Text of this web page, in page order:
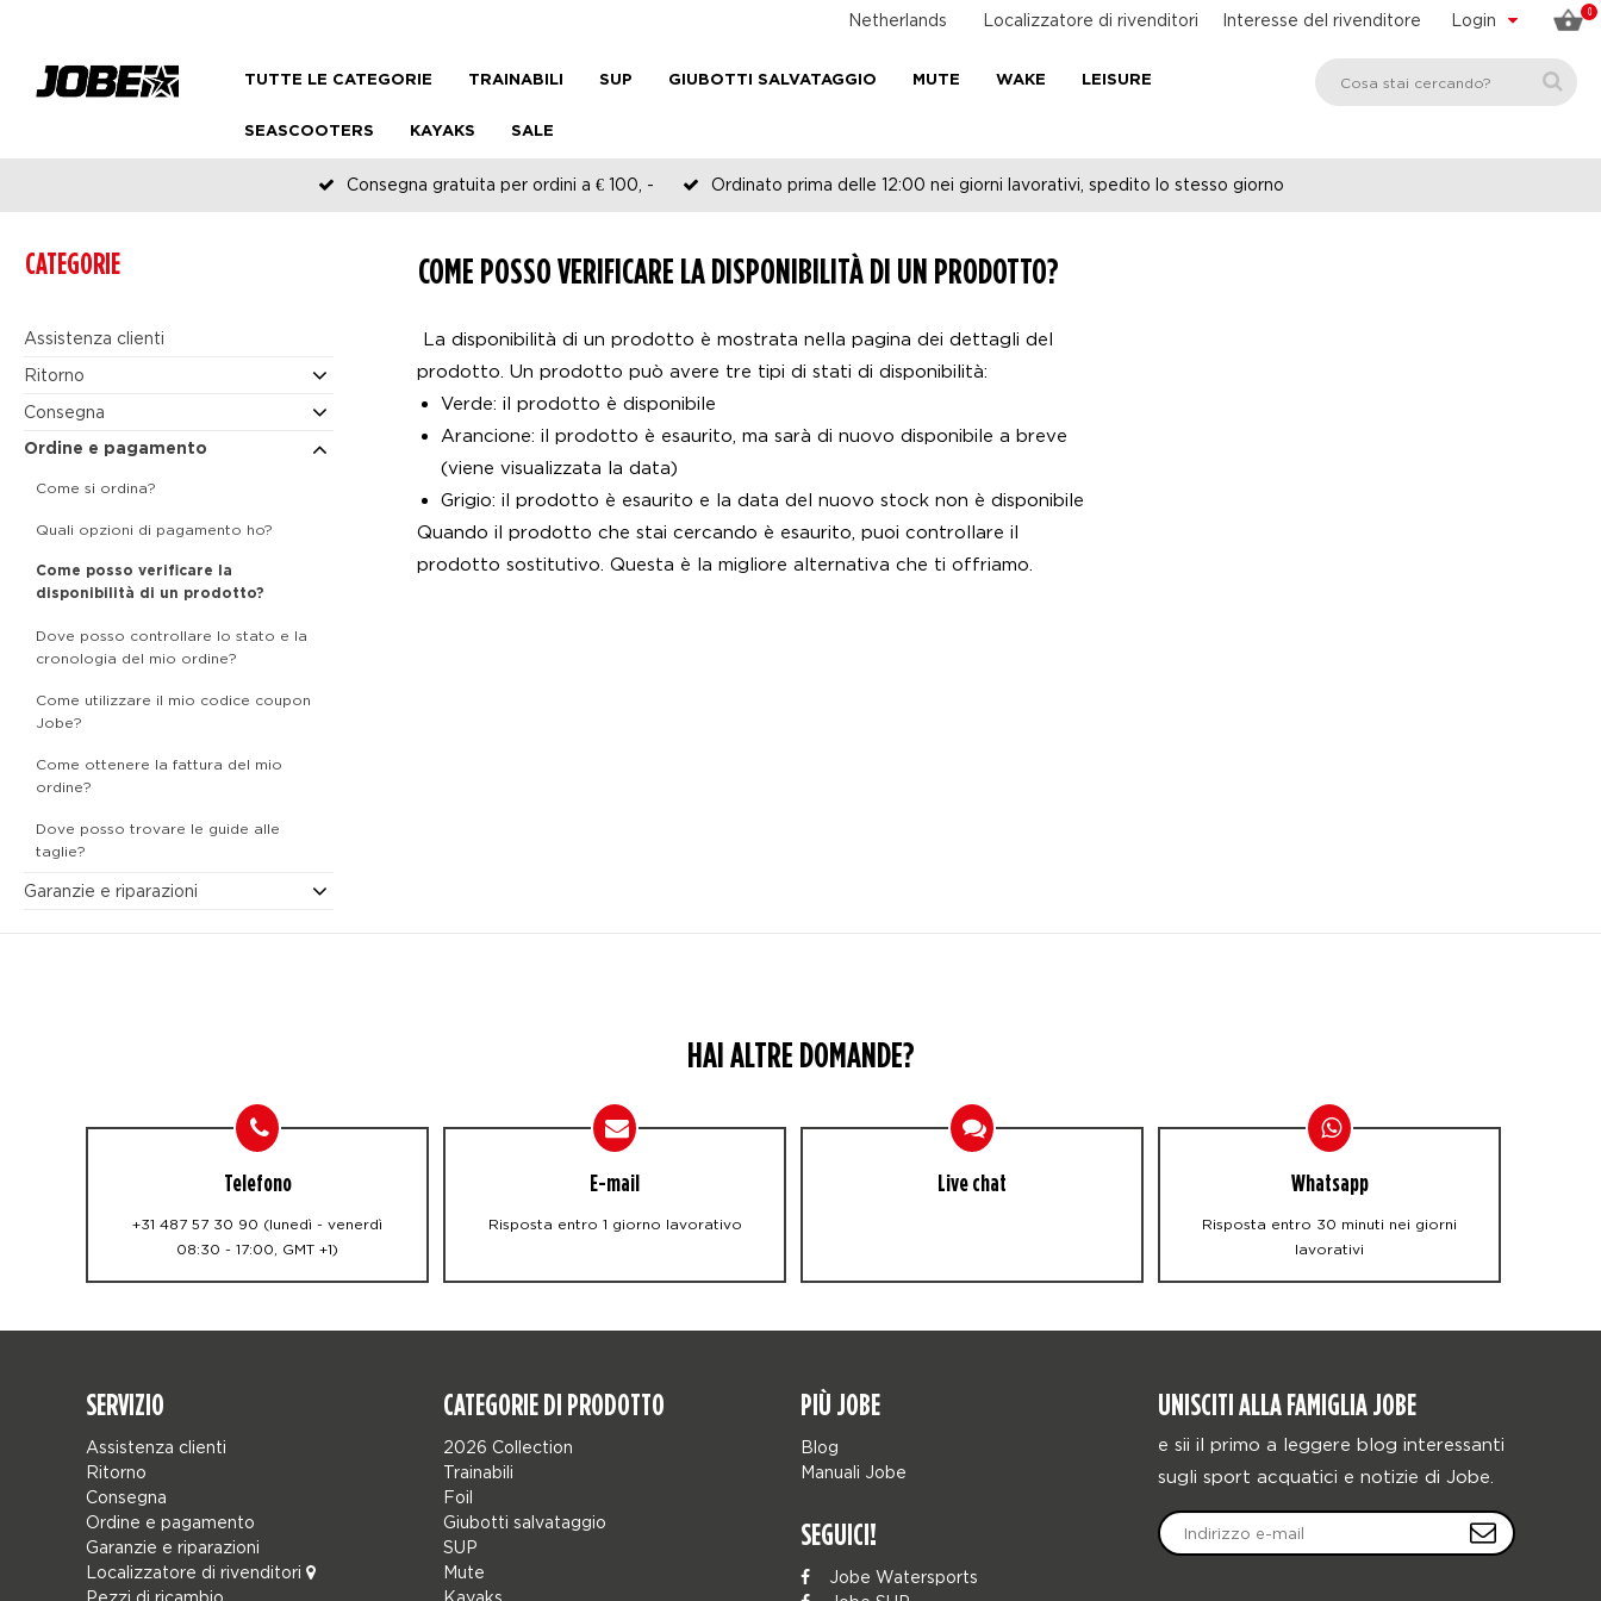
0
Login
Interesse del rivenditore
Localizzatore di rivenditori
Netherlands
TUTTE LE CATEGORIE TRAINABILI SUP GIUBOTTI SALVATAGGIO MUTE WAKE LEISURE
SEASCOOTERS KAYAKS SALE
Consegna gratuita per ordini a € 100, - Ordinato prima delle 12:00 nei giorni lavorativi, spedito lo stesso giorno
CATEGORIE
Assistenza clienti
Ritorno
Consegna
Ordine e pagamento
Come si ordina?
Quali opzioni di pagamento ho?
Come posso verificare la
disponibilità di un prodotto?
Dove posso controllare lo stato e la
cronologia del mio ordine?
Come utilizzare il mio codice coupon
Jobe?
Come ottenere la fattura del mio
ordine?
Dove posso trovare le guide alle
taglie?
Garanzie e riparazioni
COME POSSO VERIFICARE LA DISPONIBILITÀ DI UN PRODOTTO?
La disponibilità di un prodotto è mostrata nella pagina dei dettagli del
prodotto. Un prodotto può avere tre tipi di stati di disponibilità:
Verde: il prodotto è disponibile
Arancione: il prodotto è esaurito, ma sarà di nuovo disponibile a breve
(viene visualizzata la data)
Grigio: il prodotto è esaurito e la data del nuovo stock non è disponibile
Quando il prodotto che stai cercando è esaurito, puoi controllare il
prodotto sostitutivo. Questa è la migliore alternativa che ti offriamo.
HAI ALTRE DOMANDE?
Telefono
+31 487 57 30 90 (lunedì - venerdì
08:30 - 17:00, GMT +1)
E-mail
Risposta entro 1 giorno lavorativo
Live chat Whatsapp
Risposta entro 30 minuti nei giorni
lavorativi
SERVIZIO
Assistenza clienti
Ritorno
Consegna
Ordine e pagamento
Garanzie e riparazioni
Localizzatore di rivenditori
Pezzi di ricambio
CATEGORIE DI PRODOTTO
2026 Collection
Trainabili
Foil
Giubotti salvataggio
SUP
Mute
Kayaks
PIÙ JOBE
Blog
Manuali Jobe
SEGUICI!
Jobe Watersports
UNISCITI ALLA FAMIGLIA JOBE
e sii il primo a leggere blog interessanti
sugli sport acquatici e notizie di Jobe.